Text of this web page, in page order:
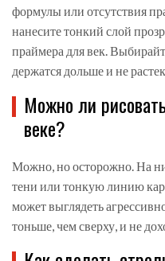
формулы или отсутствия
нанесите тонкий слой
праймера для век.
держатся дольше и не
Можно ли
веке?
Можно, но осторожно. На
тени или тонкую линию
может выглядеть
тоньше, чем сверху, и не